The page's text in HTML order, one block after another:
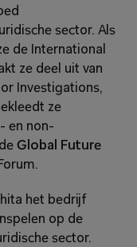
sector. Als
de International
ze deel uit van
Investigations,
ze
en non-
Global Future
het bedrijf
op de
sector.